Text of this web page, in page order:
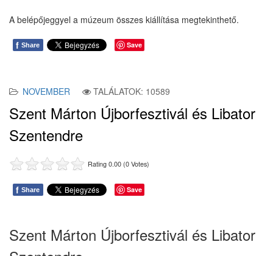
A belépőjeggyel a múzeum összes kiállítása megtekinthető.
f Share Save
NOVEMBER TALÁLATOK: 10589
Szent Márton Újborfesztivál és Libator
Szentendre
Rating 0.00 (0 Votes)
f Share Save
Szent Márton Újborfesztivál és Libator